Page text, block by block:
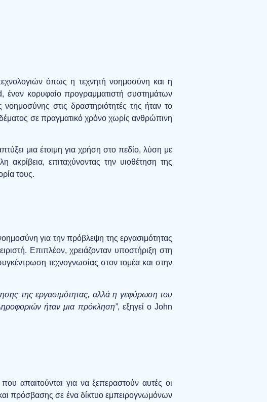
όπως η τεχνητή νοημοσύνη και η
έναν κορυφαίο προγραμματιστή συστημάτων
στις δραστηριότητές της ήταν το
σε πραγματικό χρόνο χωρίς ανθρώπινη
μια έτοιμη για χρήση στο πεδίο, λύση με
επιταχύνοντας την υιοθέτηση της
τους.
για την πρόβλεψη της εργασιμότητας
Επιπλέον, χρειάζονταν υποστήριξη στη
τεχνογνωσίας στον τομέα και στην
της εργασιμότητας, αλλά η γεφύρωση του
ήταν μια πρόκληση”, εξηγεί ο John
απαιτούνται για να ξεπεραστούν αυτές οι
πρόσβασης σε ένα δίκτυο εμπειρογνωμόνων